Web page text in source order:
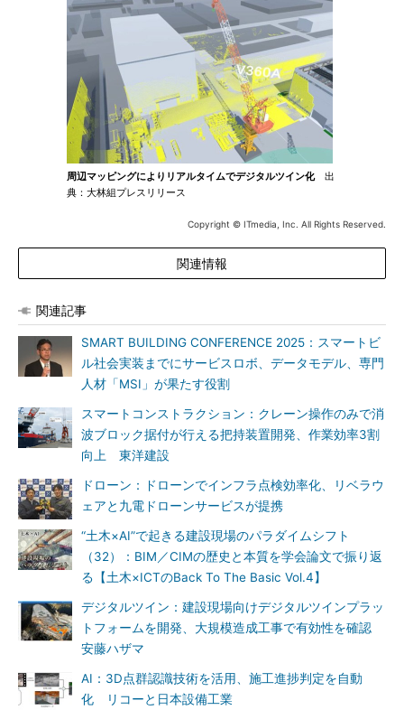
周辺マッピングによりリアルタイムでデジタルツイン化出
典：大林組プレスリリース
Copyright © ITmedia, Inc. All Rights Reserved.
関連情報
関連記事
SMART BUILDING CONFERENCE 2025：スマートビ
ル社会実装までにサービスロボ、データモデル、専門
人材「MSI」が果たす役割
スマートコンストラクション：クレーン操作のみで消
波ブロック据付が行える把持装置開発、作業効率3割
向上 東洋建設
ドローン：ドローンでインフラ点検効率化、リベラウ
ェアと九電ドローンサービスが提携
“土木×AI”で起きる建設現場のパラダイムシフト
（32）：BIM／CIMの歴史と本質を学会論文で振り返
る【土木×ICTのBack To The Basic Vol.4】
デジタルツイン：建設現場向けデジタルツインプラッ
トフォームを開発、大規模造成工事で有効性を確認
安藤ハザマ
AI：3D点群認識技術を活用、施工進捗判定を自動
化 リコーと日本設備工業